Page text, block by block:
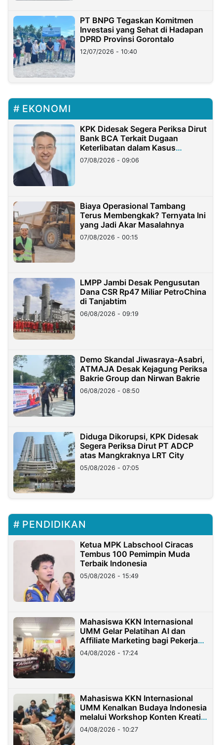
PT BNPG Tegaskan Komitmen
Investasi yang Sehat di Hadapan
DPRD Provinsi Gorontalo
12/07/2026 - 10:40
EKONOMI
KPK Didesak Segera Periksa Dirut
Bank BCA Terkait Dugaan
Keterlibatan dalam Kasus
Hilangnya Dana Nasabah Rp2,58
Miliar
07/08/2026 - 09:06
Biaya Operasional Tambang
Terus Membengkak? Ternyata Ini
yang Jadi Akar Masalahnya
07/08/2026 - 00:15
LMPP Jambi Desak Pengusutan
Dana CSR Rp47 Miliar PetroChina
di Tanjabtim
06/08/2026 - 09:19
Demo Skandal Jiwasraya-Asabri,
ATMAJA Desak Kejagung Periksa
Bakrie Group dan Nirwan Bakrie
06/08/2026 - 08:50
Diduga Dikorupsi, KPK Didesak
Segera Periksa Dirut PT ADCP
atas Mangkraknya LRT City
05/08/2026 - 07:05
PENDIDIKAN
Ketua MPK Labschool Ciracas
Tembus 100 Pemimpin Muda
Terbaik Indonesia
05/08/2026 - 15:49
Mahasiswa KKN Internasional
UMM Gelar Pelatihan AI dan
Affiliate Marketing bagi Pekerja
Migran Indonesia di Taiwan
04/08/2026 - 17:24
Mahasiswa KKN Internasional
UMM Kenalkan Budaya Indonesia
melalui Workshop Konten Kreatif
di Taiwan
04/08/2026 - 10:27